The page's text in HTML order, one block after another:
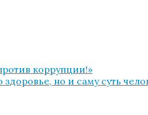
коррупции!»
но и саму суть